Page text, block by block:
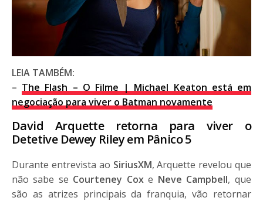
LEIA TAMBÉM:
– The Flash – O Filme | Michael Keaton está em
negociação para viver o Batman novamente
David Arquette retorna para viver o
Detetive Dewey Riley em Pânico 5
Durante entrevista ao SiriusXM, Arquette revelou que
não sabe se Courteney Coxe Neve Campbell, que
são as atrizes principais da franquia, vão retornar